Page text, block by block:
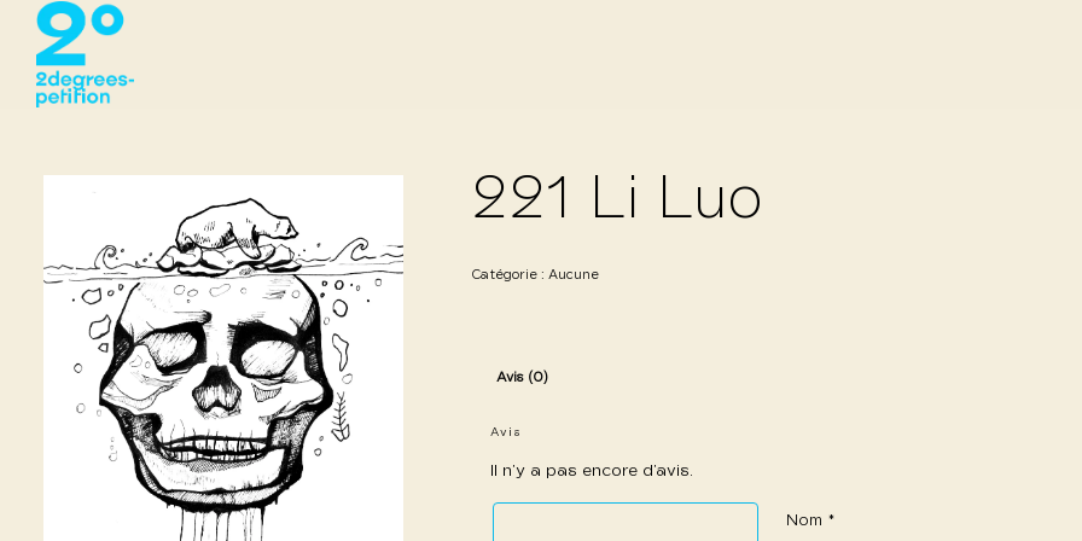
221 Li Luo
Catégorie : Aucune
Avis (0)
Avis
Il n’y a pas encore d’avis.
Nom *